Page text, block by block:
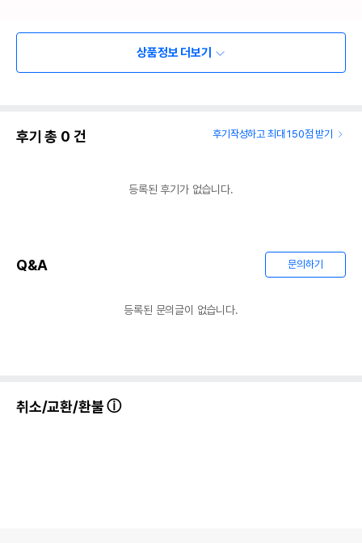
상품정보 더보기
후기 총 0 건 후기작성하고 최대 150점 받기
등록된 후기가 없습니다.
Q&A 문의하기
등록된 문의글이 없습니다.
취소/교환/환불